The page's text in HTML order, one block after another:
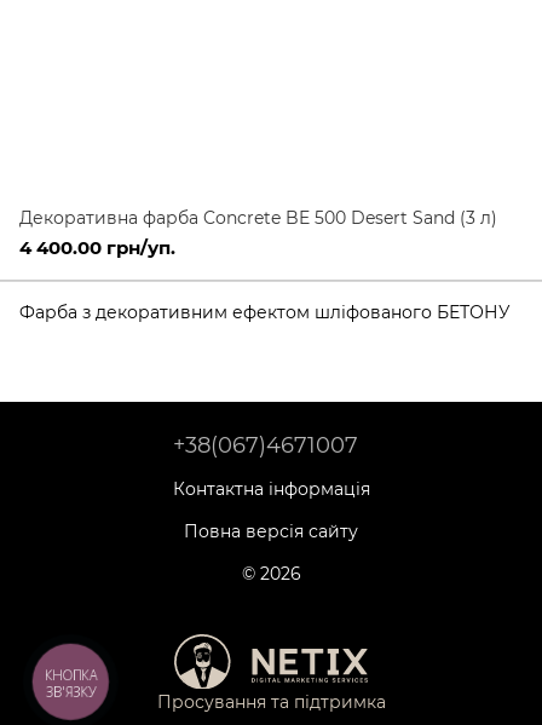
Декоративна фарба Concrete BE 500 Desert Sand (3 л)
4 400.00 грн/уп.
Фарба з декоративним ефектом шліфованого БЕТОНУ
+38(067)4671007
Контактна інформація
Повна версія сайту
© 2026
Просування та підтримка
КНОПКА
ЗВ'ЯЗКУ